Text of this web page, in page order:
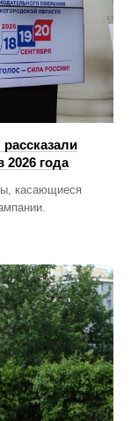
2026 года
касающиеся